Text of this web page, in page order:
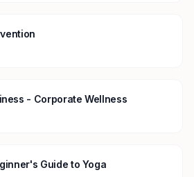
- Corporate Wellness
Guide to Yoga